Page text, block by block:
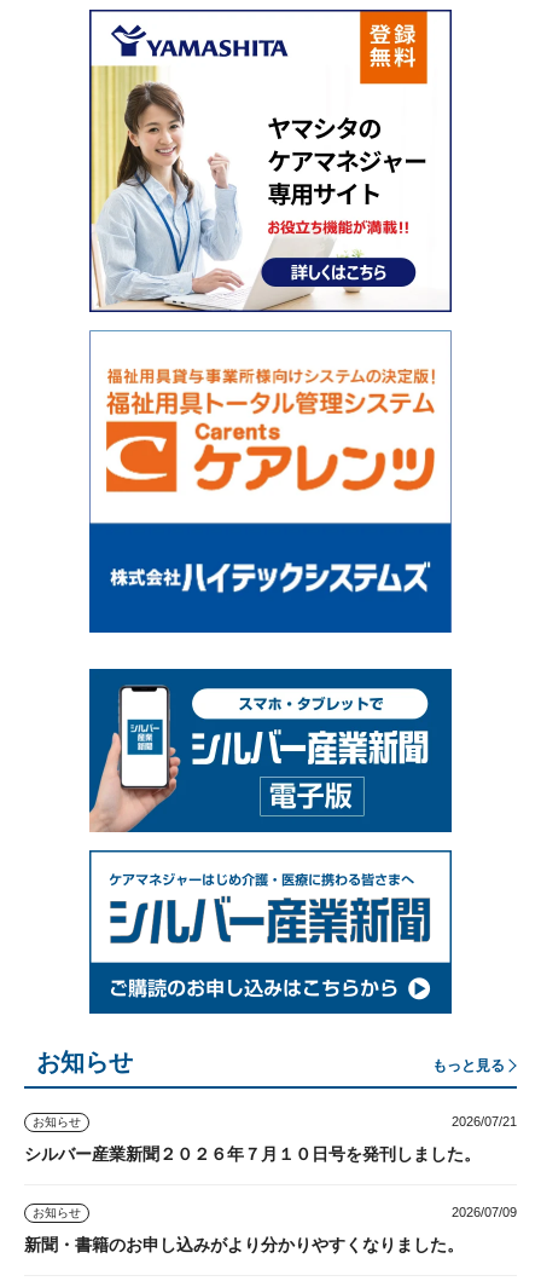
お知らせ もっと見る
お知らせ 2026/07/21
シルバー産業新聞２０２６年７月１０日号を発刊しました。
お知らせ 2026/07/09
新聞・書籍のお申し込みがより分かりやすくなりました。